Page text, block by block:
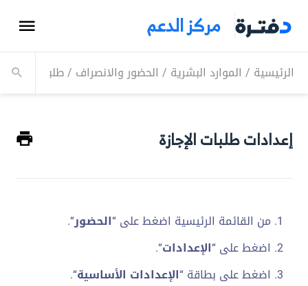
مركز الدعم
الرئيسية / الموارد البشرية / الحضور والانصراف /طلبات الإجازة
إعدادات طلبات الإجازة
من القائمة الرئيسية اضغط على “الحضور“.
اضغط على “الإعدادات“.
اضغط على بطاقة “الإعدادات الأساسية“.